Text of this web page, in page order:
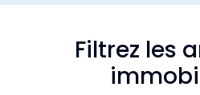
Filtrez les